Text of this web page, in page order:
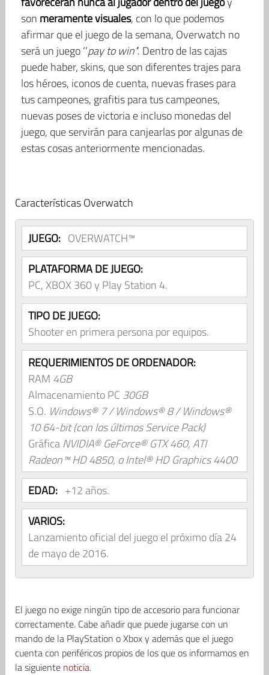
son meramente visuales, con lo que podemos
afirmar que el juego de la semana, Overwatch no
será un juego ‘’pay to win’’. Dentro de las cajas
puede haber, skins, que son diferentes trajes para
los héroes, iconos de cuenta, nuevas frases para
tus campeones, grafitis para tus campeones,
nuevas poses de victoria e incluso monedas del
juego, que servirán para canjearlas por algunas de
estas cosas anteriormente mencionadas.
Características Overwatch
JUEGO: OVERWATCH™
PLATAFORMA DE JUEGO:
PC, XBOX 360 y Play Station 4.
TIPO DE JUEGO:
Shooter en primera persona por equipos.
REQUERIMIENTOS DE ORDENADOR:
RAM 4GB
Almacenamiento PC 30GB
S.O. Windows® 7 / Windows® 8 / Windows®
10 64-bit (con los últimos Service Pack)
GráficaNVIDIA® GeForce® GTX 460, ATI
Radeon™ HD 4850, o Intel® HD Graphics 4400
EDAD: +12 años.
VARIOS:
Lanzamiento oficial del juego el próximo día 24
de mayo de 2016.
El juego no exige ningún tipo de accesorio para funcionar
correctamente. Cabe añadir que puede jugarse con un
mando de la PlayStation o Xbox y además que el juego
cuenta con periféricos propios de los que os informamos en
la siguientenoticia.